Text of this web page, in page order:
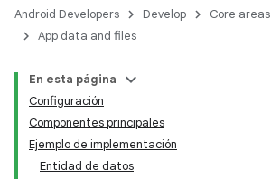
Android Developers Develop
Core areas
App data and files
En esta página
Configuración
Componentes principales
Ejemplo de implementación
Entidad de datos